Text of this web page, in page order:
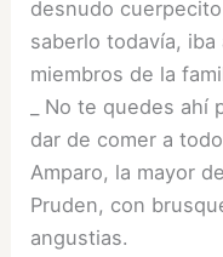
desnudo
saberlo todavía,
miembros de la
_ No te quedes ahí
dar de comer a
Amparo, la mayor
Pruden, con
angustias.